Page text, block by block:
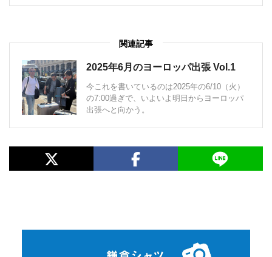
関連記事
2025年6月のヨーロッパ出張 Vol.1
今これを書いているのは2025年の6/10（火）
の7:00過ぎで、いよいよ明日からヨーロッパ
出張へと向かう。